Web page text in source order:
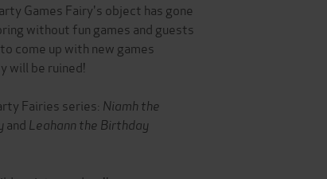
Games Fairy's object has gone
without fun games and guests
come up with new games
will be ruined!
Fairies series: Niamh the
and Leahann the Birthday